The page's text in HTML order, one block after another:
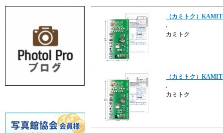
（カミトク）
.
カミトク
（カミトク）
.
カミトク